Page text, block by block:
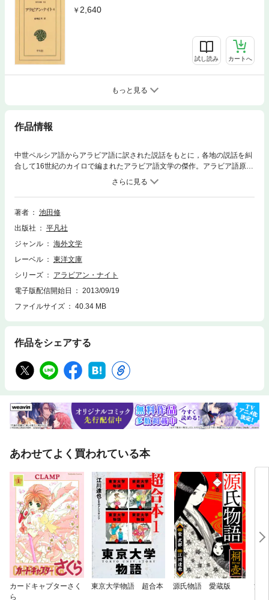
2,640
試し読み カートへ
もっと見る
作品情報
中世ペルシア語からアラビア語に訳された説話をもとに，各地の説話を糾
合して16世紀のカイロで編まれたアラビア語文学の傑作。アラビア語原典
からの完訳版。第14巻は，第680夜から第738夜，女ペテン師の話，怪盗
著者
池田修
出版社
平凡社
ジャンル
海外文学
レーベル
東洋文庫
シリーズ
アラビアン・ナイト
電子版配信開始日
2013/09/19
ファイルサイズ
40.34 MB
作品をシェアする
あわせてよく買われている本
カードキャプターさく
ら
東京大学物語 超合本 源氏物語 愛蔵版 漂